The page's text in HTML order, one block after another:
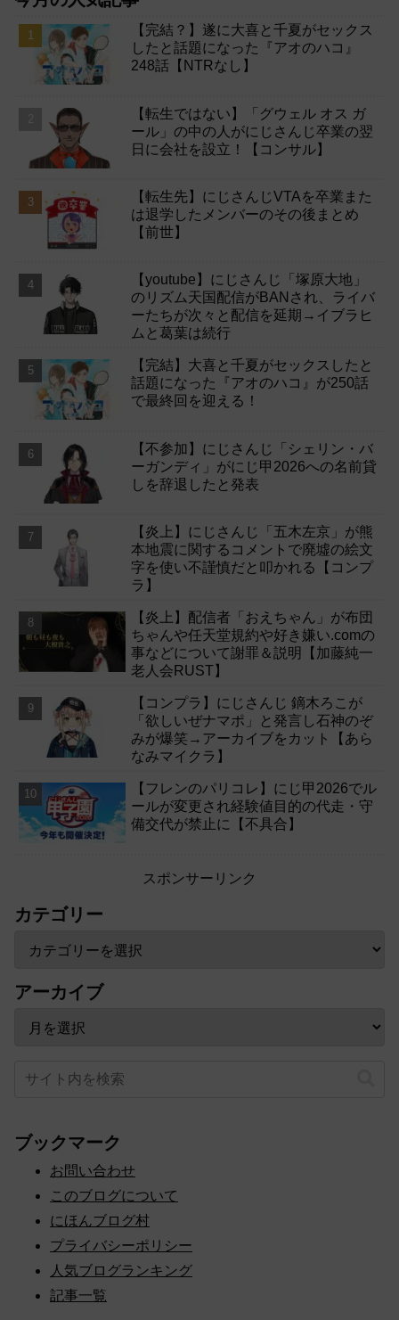
【完結？】遂に大喜と千夏がセックス
したと話題になった『アオのハコ』
248話【NTRなし】
【転生ではない】「グウェル オス ガ
ール」の中の人がにじさんじ卒業の翌
日に会社を設立！【コンサル】
【転生先】にじさんじVTAを卒業また
は退学したメンバーのその後まとめ
【前世】
【youtube】にじさんじ「塚原大地」
のリズム天国配信がBANされ、ライバ
ーたちが次々と配信を延期→イブラヒ
ムと葛葉は続行
【完結】大喜と千夏がセックスしたと
話題になった『アオのハコ』が250話
で最終回を迎える！
【不参加】にじさんじ「シェリン・バ
ーガンディ」がにじ甲2026への名前貸
しを辞退したと発表
【炎上】にじさんじ「五木左京」が熊
本地震に関するコメントで廃墟の絵文
字を使い不謹慎だと叩かれる【コンプ
ラ】
【炎上】配信者「おえちゃん」が布団
ちゃんや任天堂規約や好き嫌い.comの
事などについて謝罪＆説明【加藤純一
老人会RUST】
【コンプラ】にじさんじ 鏑木ろこが
「欲しいぜナマポ」と発言し石神のぞ
みが爆笑→アーカイブをカット【あら
なみマイクラ】
【フレンのパリコレ】にじ甲2026でル
ールが変更され経験値目的の代走・守
備交代が禁止に【不具合】
スポンサーリンク
カテゴリー
アーカイブ